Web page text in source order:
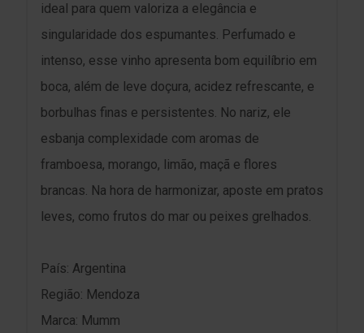
ideal para quem valoriza a elegância e
singularidade dos espumantes. Perfumado e
intenso, esse vinho apresenta bom equilíbrio em
boca, além de leve doçura, acidez refrescante, e
borbulhas finas e persistentes. No nariz, ele
esbanja complexidade com aromas de
framboesa, morango, limão, maçã e flores
brancas. Na hora de harmonizar, aposte em pratos
leves, como frutos do mar ou peixes grelhados.
País: Argentina
Região: Mendoza
Marca: Mumm